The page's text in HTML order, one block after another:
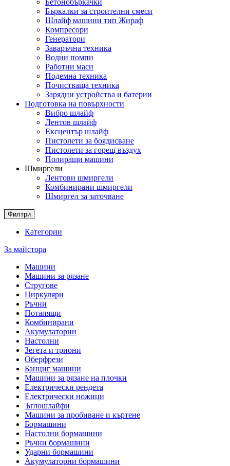
Бетонобъркачки
Бъркалки за строителни смеси
Шлайф машини тип Жираф
Компресори
Генератори
Заваръчна техника
Водни помпи
Работни маси
Подемна техника
Почистваща техника
Зарядни устройства и батерии
Подготовка на повърхности
Вибро шлайф
Лентов шлайф
Ексцентър шлайф
Пистолети за боядисване
Пистолети за горещ въздух
Полиращи машини
Шмиргели
Лентови шмиргели
Комбинирани шмиргели
Шмиргел за заточване
Филтри
Категории
За майстора
Машини
Машини за рязане
Стругове
Циркуляри
Ръчни
Потапящи
Комбинирани
Акумулаторни
Настолни
Зегета и триони
Оберфрези
Банциг машини
Машини за рязане на плочки
Електрически рендета
Електрически ножици
Ъглошлайфи
Машини за пробиване и къртене
Бормашини
Настолни бормашини
Ръчни бормашини
Ударни бормашини
Акумулаторни бормашини